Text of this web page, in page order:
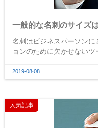
一般的な名刺のサイズ
名刺はビジネスパーソンに
ョンのために欠かせないツ
2019-08-08
人気記事